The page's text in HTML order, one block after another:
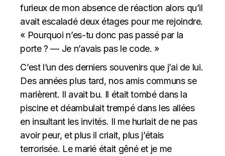
furieux de mon absence de réaction alors qu’il
avait escaladé deux étages pour me rejoindre.
« Pourquoi n’es-tu donc pas passé par la
porte ? — Je n’avais pas le code. »
C’est l’un des derniers souvenirs que j’ai de lui.
Des années plus tard, nos amis communs se
marièrent. Il avait bu. Il était tombé dans la
piscine et déambulait trempé dans les allées
en insultant les invités. Il me hurlait de ne pas
avoir peur, et plus il criait, plus j’étais
terrorisée. Le marié était gêné et je me